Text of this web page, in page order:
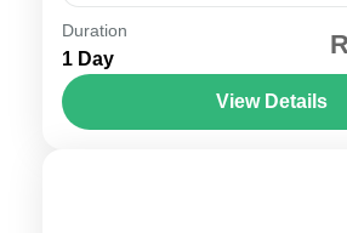
す。この場所に行きたい、こ
見たいなどのご希望がござい
付けください。 サンギラン
ジョグジャカルタ ツアー ジョ
は世界遺産に登録されている
遺跡 やプランバナン寺院 があ
アで人気の旅行先の一つです
の距離に位置するため、 ジャ
Duration
1 Day
View Details